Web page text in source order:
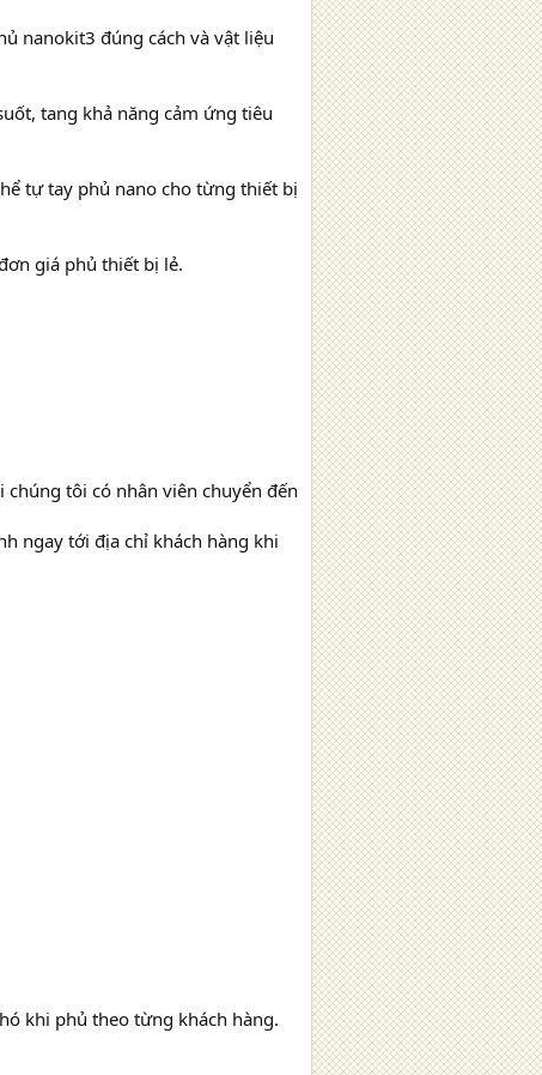
nanokit3 đúng cách và vật liệu
tang khả năng cảm ứng tiêu
tự tay phủ nano cho từng thiết bị
giá phủ thiết bị lẻ.
tôi có nhân viên chuyển đến
ngay tới địa chỉ khách hàng khi
khi phủ theo từng khách hàng.